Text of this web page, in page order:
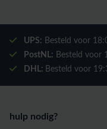
UPS: Besteld voor
PostNL: Besteld voor
DHL: Besteld voor
hulp nodig?